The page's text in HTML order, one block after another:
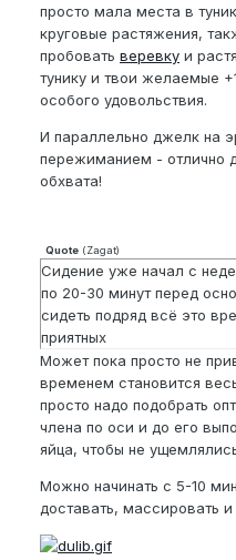
просто мала места в
круговые растяжения,
пробовать веревку и
тунику и твои желаемые
особого удовольствия.
И параллельно джелк на
пережиманием - отлично
обхвата!
Quote (Zagat)
Сидение уже начал с
по 20-30 минут перед
сидеть подряд всё это
приятных
Может пока просто не
временем становится
просто надо подобрать
члена по оси и до его
яйца, чтобы не
Можно начинать с 5-10
доставать, массировать и